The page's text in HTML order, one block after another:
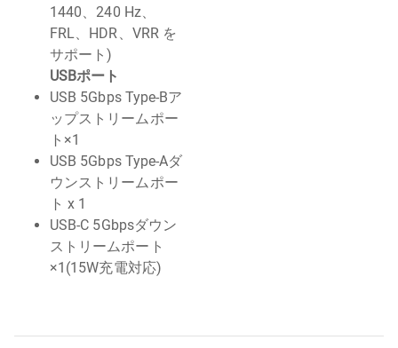
1440、240 Hz、
FRL、HDR、VRR を
サポート)
USBポート
USB 5Gbps Type-Bア
ップストリームポー
ト×1
USB 5Gbps Type-Aダ
ウンストリームポー
ト x 1
USB-C 5Gbpsダウン
ストリームポート
×1(15W充電対応)